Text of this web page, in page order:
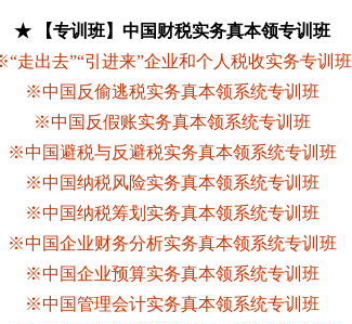
★ 【专训班】中国财税实务真本领专训班
走出去”“引进来”企业和个人税收实务专训班
※中国反偷逃税实务真本领系统专训班
※中国反假账实务真本领系统专训班
※中国避税与反避税实务真本领系统专训班
※中国纳税风险实务真本领系统专训班
※中国纳税筹划实务真本领系统专训班
※中国企业财务分析实务真本领系统专训班
※中国企业预算实务真本领系统专训班
※中国管理会计实务真本领系统专训班